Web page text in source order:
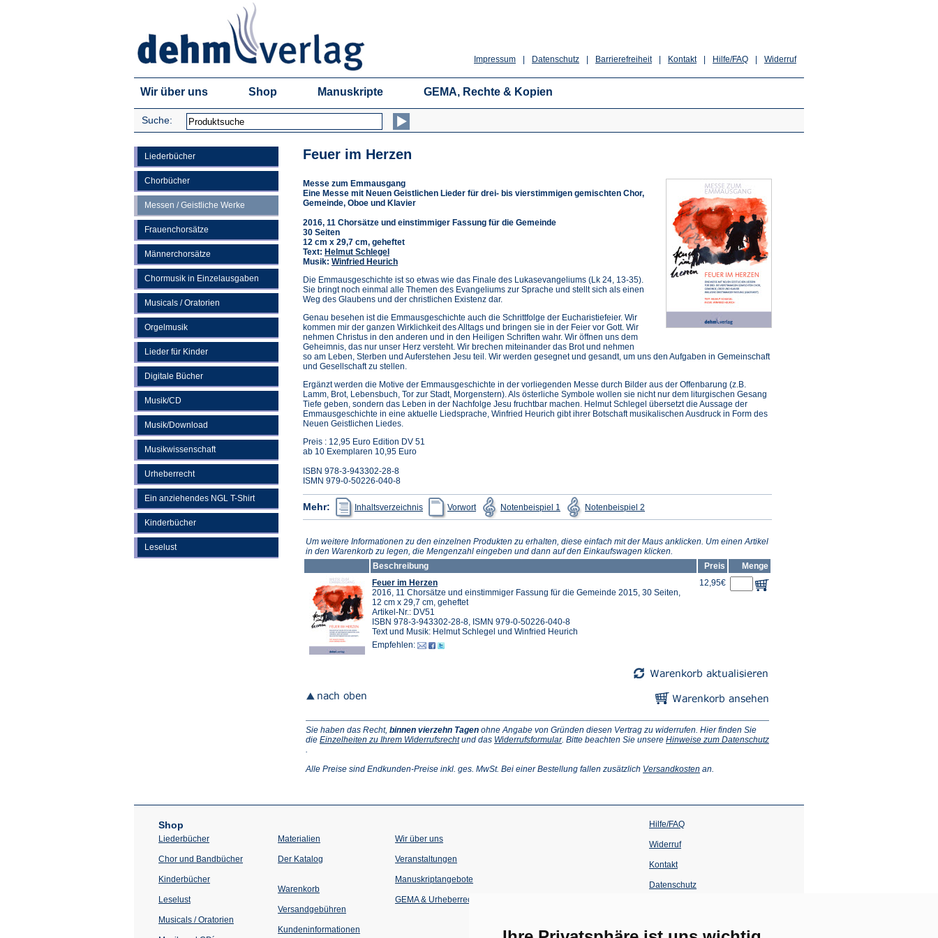
Widerruf
Hilfe/FAQ
Kontakt
Barrierefreiheit
Datenschutz
Impressum
Wir über uns Shop Manuskripte GEMA, Rechte & Kopien
Suche:
Liederbücher
Chorbücher
Messen / Geistliche Werke
Frauenchorsätze
Männerchorsätze
Chormusik in Einzelausgaben
Musicals / Oratorien
Orgelmusik
Lieder für Kinder
Digitale Bücher
Musik/CD
Musik/Download
Musikwissenschaft
Urheberrecht
Ein anziehendes NGL T-Shirt
Kinderbücher
Leselust
Feuer im Herzen
Messe zum Emmausgang
Eine Messe mit Neuen Geistlichen Lieder für drei- bis vierstimmigen gemischten Chor,
Gemeinde, Oboe und Klavier
2016, 11 Chorsätze und einstimmiger Fassung für die Gemeinde
30 Seiten
12 cm x 29,7 cm, geheftet
Text: Helmut Schlegel
Musik: Winfried Heurich
Die Emmausgeschichte ist so etwas wie das Finale des Lukasevangeliums (Lk 24, 13-35).
Sie bringt noch einmal alle Themen des Evangeliums zur Sprache und stellt sich als einen
Weg des Glaubens und der christlichen Existenz dar.
Genau besehen ist die Emmausgeschichte auch die Schrittfolge der Eucharistiefeier. Wir
kommen mir der ganzen Wirklichkeit des Alltags und bringen sie in der Feier vor Gott. Wir
nehmen Christus in den anderen und in den Heiligen Schriften wahr. Wir öffnen uns dem
Geheimnis, das nur unser Herz versteht. Wir brechen miteinander das Brot und nehmen
so am Leben, Sterben und Auferstehen Jesu teil. Wir werden gesegnet und gesandt, um uns den Aufgaben in Gemeinschaft
und Gesellschaft zu stellen.
Ergänzt werden die Motive der Emmausgeschichte in der vorliegenden Messe durch Bilder aus der Offenbarung (z.B.
Lamm, Brot, Lebensbuch, Tor zur Stadt, Morgenstern). Als österliche Symbole wollen sie nicht nur dem liturgischen Gesang
Tiefe geben, sondern das Leben in der Nachfolge Jesu fruchtbar machen. Helmut Schlegel übersetzt die Aussage der
Emmausgeschichte in eine aktuelle Liedsprache, Winfried Heurich gibt ihrer Botschaft musikalischen Ausdruck in Form des
Neuen Geistlichen Liedes.
Preis : 12,95 Euro Edition DV 51
ab 10 Exemplaren 10,95 Euro
ISBN 978-3-943302-28-8
ISMN 979-0-50226-040-8
Mehr: Inhaltsverzeichnis
(Öffnet
in
einem
Tab)
Vorwort
(Öffnet
in
einem
Tab)
Notenbeispiel 1
(Öffnet
in
einem
Tab)
Notenbeispiel 2in
einem
Tab)
Um weitere Informationen zu den einzelnen Produkten zu erhalten, diese einfach mit der Maus anklicken. Um einen Artikel
in den Warenkorb zu legen, die Mengenzahl eingeben und dann auf den Einkaufswagen klicken.
Beschreibung
Preis
Menge
Feuer im Herzen
2016, 11 Chorsätze und einstimmiger Fassung für die Gemeinde 2015, 30 Seiten,
12 cm x 29,7 cm, geheftet
Artikel-Nr.: DV51
ISBN 978-3-943302-28-8, ISMN 979-0-50226-040-8
Text und Musik: Helmut Schlegel und Winfried Heurich
Empfehlen:
12,95€
Sie haben das Recht, binnen vierzehn Tagen ohne Angabe von Gründen diesen Vertrag zu widerrufen. Hier finden Sie
die Einzelheiten zu Ihrem Widerrufsrecht(Öffnet
neuen
und das Widerrufsformular(Öffnet
neuen
. Bitte beachten Sie unsere Hinweise zum Datenschutz
einem
.
Alle Preise sind Endkunden-Preise inkl. ges. MwSt. Bei einer Bestellung fallen zusätzlich Versandkosten (Öffnet
Tab)
an.
Shop
Liederbücher
Chor und Bandbücher
Kinderbücher
Leselust
Musicals / Oratorien
Materialien
Der Katalog
Warenkorb
Versandgebühren
Kundeninformationen
Wir über uns
Veranstaltungen
einem
Tab)
Manuskriptangebote
GEMA & Urheberrecht
Hilfe/FAQ
Widerruf
Kontakt
Datenschutz